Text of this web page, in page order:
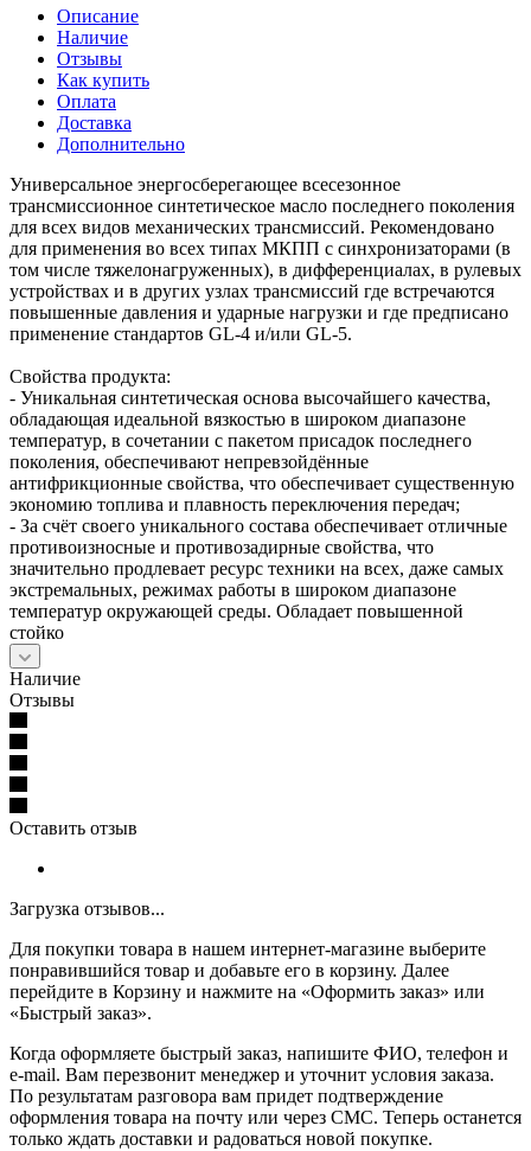
Описание
Наличие
Отзывы
Как купить
Оплата
Доставка
Дополнительно
Универсальное энергосберегающее всесезонное
трансмисcионное синтетическое масло последнего поколения
для всех видов механических трансмиссий. Рекомендовано
для применения во всех типах МКПП с синхронизаторами (в
том числе тяжелонагруженных), в дифференциалах, в рулевых
устройствах и в других узлах трансмиссий где встречаются
повышенные давления и ударные нагрузки и где предписано
применение стандартов GL-4 и/или GL-5.
Свойства продукта:
- Уникальная синтетическая основа высочайшего качества,
обладающая идеальной вязкостью в широком диапазоне
температур, в сочетании с пакетом присадок последнего
поколения, обеспечивают непревзойдённые
антифрикционные свойства, что обеспечивает существенную
экономию топлива и плавность переключения передач;
- За счёт своего уникального состава обеспечивает отличные
противоизносные и противозадирные свойства, что
значительно продлевает ресурс техники на всех, даже самых
экстремальных, режимах работы в широком диапазоне
температур окружающей среды. Обладает повышенной
стойко
Наличие
Отзывы
Оставить отзыв
Загрузка отзывов...
Для покупки товара в нашем интернет-магазине выберите
понравившийся товар и добавьте его в корзину. Далее
перейдите в Корзину и нажмите на «Оформить заказ» или
«Быстрый заказ».
Когда оформляете быстрый заказ, напишите ФИО, телефон и
e-mail. Вам перезвонит менеджер и уточнит условия заказа.
По результатам разговора вам придет подтверждение
оформления товара на почту или через СМС. Теперь останется
только ждать доставки и радоваться новой покупке.